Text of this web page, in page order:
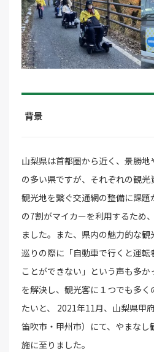
背景
山梨県は首都圏から近く、景勝
の多い県ですが、それぞれの観光
観光地を繋ぐ交通網の整備に課
の7割がマイカーを利用するため
ました。また、県内の魅力的な
巡りの際に「自動車で行くと運
ことができない」という声も多
を解決し、観光客に１つでも多
たいと、 2021年11月、山梨県甲
笛吹市・甲州市）にて、やまなし
施に至りました。